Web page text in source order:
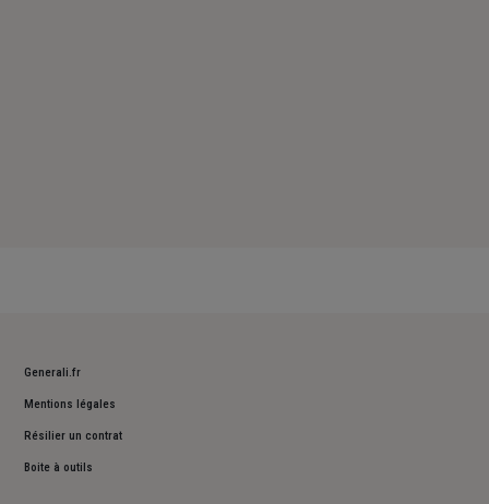
Generali.fr
Mentions légales
Résilier un contrat
Boite à outils